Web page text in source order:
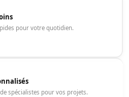
pour votre quotidien.
spécialistes pour vos projets.